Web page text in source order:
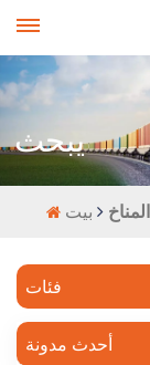
يبحث
فئات
أحدث مدونة